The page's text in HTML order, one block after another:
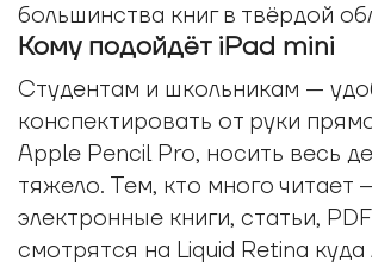
большинства книг в твёрдой
Кому подойдёт iPad mini
Студентам и школьникам —
конспектировать от руки
Apple Pencil Pro, носить весь
тяжело. Тем, кто много читает
электронные книги, статьи,
смотрятся на Liquid Retina